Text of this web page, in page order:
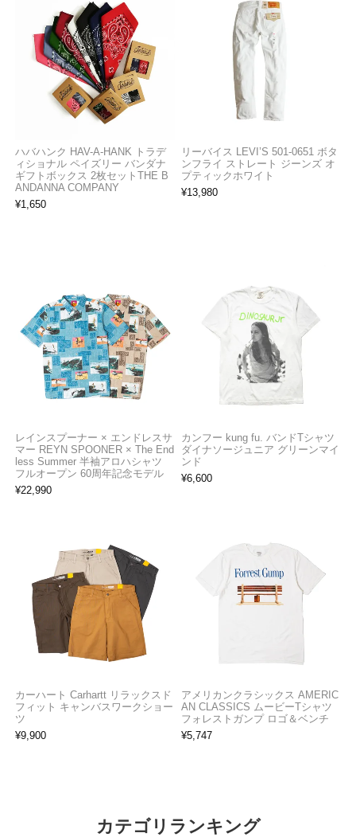
ハバハンク HAV-A-HANK トラデ
ィショナル ペイズリー バンダナ
ギフトボックス 2枚セットTHE B
ANDANNA COMPANY
¥1,650
リーバイス LEVI’S 501-0651 ボタ
ンフライ ストレート ジーンズ オ
プティックホワイト
¥13,980
レインスプーナー × エンドレスサ
マー REYN SPOONER × The End
less Summer 半袖アロハシャツ
フルオープン 60周年記念モデル
¥22,990
カンフー kung fu. バンドTシャツ
ダイナソージュニア グリーンマイ
ンド
¥6,600
カーハート Carhartt リラックスド
フィット キャンバスワークショー
ツ
¥9,900
アメリカンクラシックス AMERIC
AN CLASSICS ムービーTシャツ
フォレストガンプ ロゴ＆ベンチ
¥5,747
カテゴリランキング